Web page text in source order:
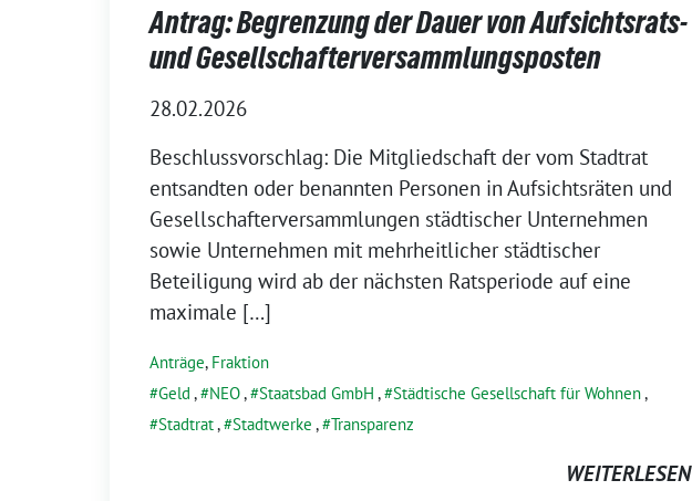
Antrag: Begrenzung der Dauer von Aufsichtsrats-
und Gesellschafterversammlungsposten
28.02.2026
Beschlussvorschlag: Die Mitgliedschaft der vom Stadtrat
entsandten oder benannten Personen in Aufsichtsräten und
Gesellschafterversammlungen städtischer Unternehmen
sowie Unternehmen mit mehrheitlicher städtischer
Beteiligung wird ab der nächsten Ratsperiode auf eine
maximale […]
Anträge, Fraktion
Geld , NEO, Staatsbad GmbH , Städtische Gesellschaft für Wohnen,
Stadtrat, Stadtwerke , Transparenz
WEITERLESEN